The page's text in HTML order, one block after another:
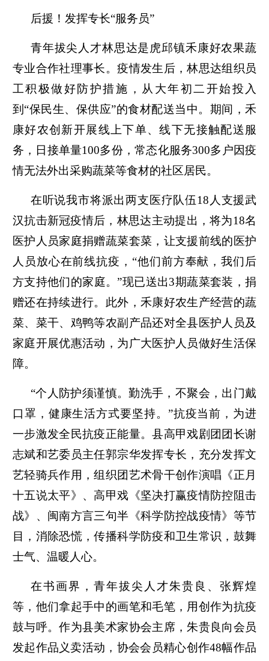
后援！发挥专长“服务员”
青年拔尖人才林思达是虎邱镇禾康好农果蔬
专业合作社理事长。疫情发生后，林思达组织员
工积极做好防护措施，从大年初二开始投入
到“保民生、保供应”的食材配送当中。期间，禾
康好农创新开展线上下单、线下无接触配送服
务，日接单量100多份，常态化服务300多户因疫
情无法外出采购蔬菜等食材的社区居民。
在听说我市将派出两支医疗队伍18人支援武
汉抗击新冠疫情后，林思达主动提出，将为18名
医护人员家庭捐赠蔬菜套菜，让支援前线的医护
人员放心在前线抗疫，“他们前方奉献，我们后
方支持他们的家庭。”现已送出3期蔬菜套装，捐
赠还在持续进行。此外，禾康好农生产经营的蔬
菜、菜干、鸡鸭等农副产品还对全县医护人员及
家庭开展优惠活动，为广大医护人员做好生活保
障。
“个人防护须谨慎。勤洗手，不聚会，出门戴
口罩，健康生活方式要坚持。”抗疫当前，为进
一步激发全民抗疫正能量。县高甲戏剧团团长谢
志斌和艺委员主任郭宗华发挥专长，充分发挥文
艺轻骑兵作用，组织团艺术骨干创作演唱《正月
十五说太平》、高甲戏《坚决打赢疫情防控阻击
战》、闽南方言三句半《科学防控战疫情》等节
目，消除恐慌，传播科学防疫和卫生常识，鼓舞
士气、温暖人心。
在书画界，青年拔尖人才朱贵良、张辉煌
等，他们拿起手中的画笔和毛笔，用创作为抗疫
鼓与呼。作为县美术家协会主席，朱贵良向会员
发起作品义卖活动，协会会员精心创作48幅作品